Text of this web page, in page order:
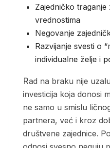
Zajedničko traganje
vrednostima
Negovanje
Razvijanje svesti o
individualne želje i
Rad na braku nije uzaludan trud, već
investicija koja donosi
ne samo u smislu
partnera, već i kroz
društvene zajednice.